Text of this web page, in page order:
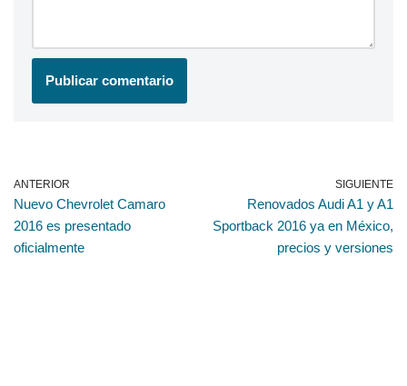
ANTERIOR
Nuevo Chevrolet Camaro
2016 es presentado
oficialmente
SIGUIENTE
Renovados Audi A1 y A1
Sportback 2016 ya en México,
precios y versiones